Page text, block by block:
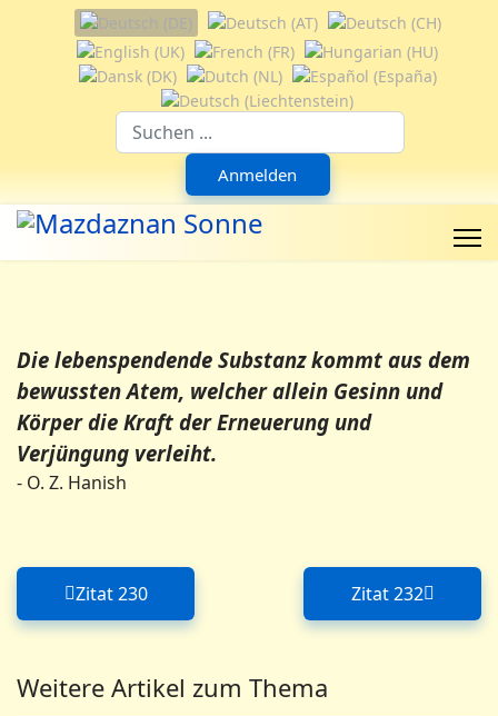
Sprache auswählen
Anmelden
Die lebenspendende Substanz kommt aus dem
bewussten Atem, welcher allein Gesinn und
Körper die Kraft der Erneuerung und
Verjüngung verleiht.
- O. Z. Hanish
Vorheriger Beitrag: Zitat 230
Zitat 230 Nächster
Zitat 232
Weitere Artikel zum Thema